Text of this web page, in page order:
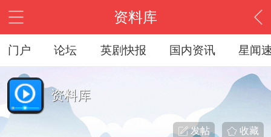
资料库
门户 论坛 英剧快报 国内资讯 星闻
资料库
收藏
发帖